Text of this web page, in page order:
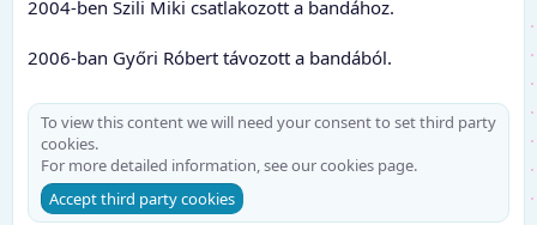
2004-ben Szili Miki csatlakozott a bandához.
2006-ban Győri Róbert távozott a bandából.
To view this content we will need your consent to set third party
cookies.
For more detailed information, see ourcookies page.
Accept third party cookies